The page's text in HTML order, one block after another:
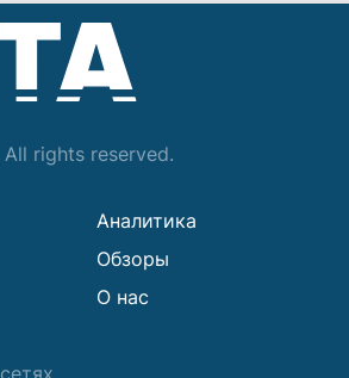
rights reserved.
Аналитика
Обзоры
О нас